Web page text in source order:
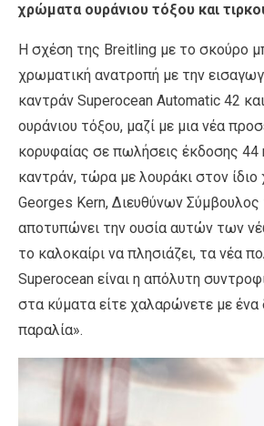
χρώματα ουράνιου τόξου και
Η σχέση της Breitling με το σκούρο
χρωματική ανατροπή με την
καντράν Superocean Automatic 42
ουράνιου τόξου, μαζί με μια νέα
κορυφαίας σε πωλήσεις έκδοσης 44
καντράν, τώρα με λουράκι στον
Georges Kern, Διευθύνων
αποτυπώνει την ουσία αυτών των
το καλοκαίρι να πλησιάζει, τα νέα
Superocean είναι η απόλυτη
στα κύματα είτε χαλαρώνετε με ένα
παραλία».